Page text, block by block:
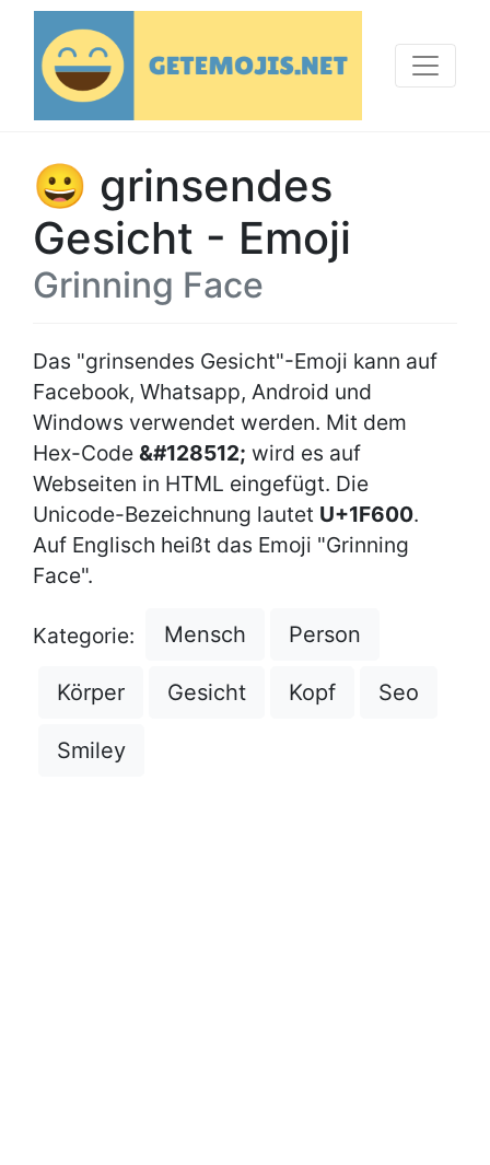
😀 grinsendes
Gesicht - Emoji
Grinning Face
Das "grinsendes Gesicht"-Emoji kann auf
Facebook, Whatsapp, Android und
Windows verwendet werden. Mit dem
Hex-Code &#128512; wird es auf
Webseiten in HTML eingefügt. Die
Unicode-Bezeichnung lautet U+1F600.
Auf Englisch heißt das Emoji "Grinning
Face".
Kategorie: Mensch Person
Körper Gesicht Kopf Seo
Smiley